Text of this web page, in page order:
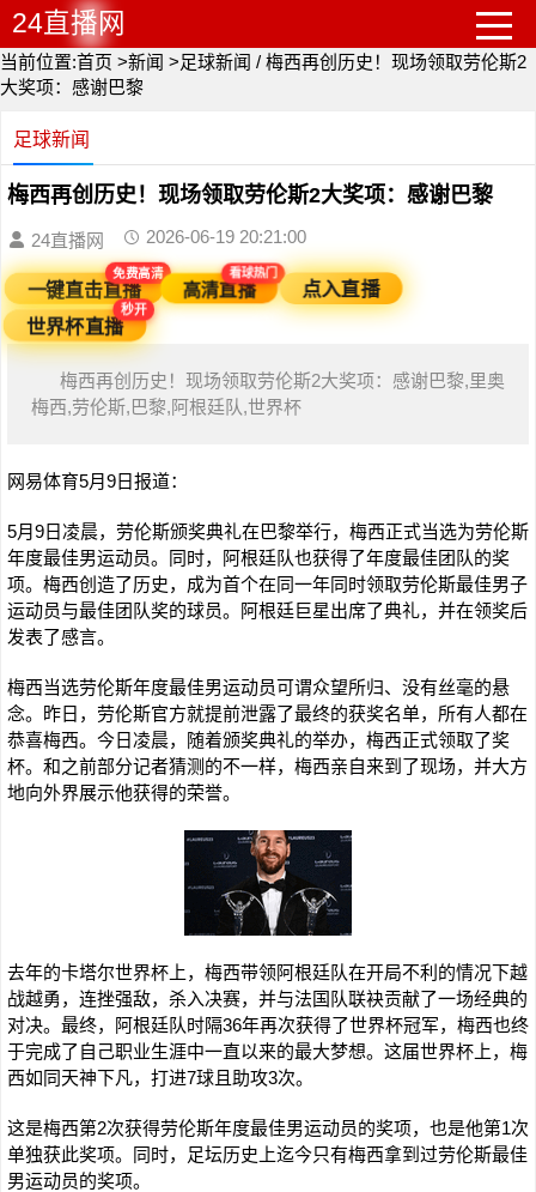
24直播网
当前位置:首页 >新闻 >足球新闻 / 梅西再创历史！现场领取劳伦斯2
大奖项：感谢巴黎
足球新闻
梅西再创历史！现场领取劳伦斯2大奖项：感谢巴黎
24直播网 2026-06-19 20:21:00
一键直击直播
免费高清
高清直播
看球热门
点入直播
世界杯直播
秒开
梅西再创历史！现场领取劳伦斯2大奖项：感谢巴黎,里奥
梅西,劳伦斯,巴黎,阿根廷队,世界杯
网易体育5月9日报道：
5月9日凌晨，劳伦斯颁奖典礼在巴黎举行，梅西正式当选为劳伦斯
年度最佳男运动员。同时，阿根廷队也获得了年度最佳团队的奖
项。梅西创造了历史，成为首个在同一年同时领取劳伦斯最佳男子
运动员与最佳团队奖的球员。阿根廷巨星出席了典礼，并在领奖后
发表了感言。
梅西当选劳伦斯年度最佳男运动员可谓众望所归、没有丝毫的悬
念。昨日，劳伦斯官方就提前泄露了最终的获奖名单，所有人都在
恭喜梅西。今日凌晨，随着颁奖典礼的举办，梅西正式领取了奖
杯。和之前部分记者猜测的不一样，梅西亲自来到了现场，并大方
地向外界展示他获得的荣誉。
去年的卡塔尔世界杯上，梅西带领阿根廷队在开局不利的情况下越
战越勇，连挫强敌，杀入决赛，并与法国队联袂贡献了一场经典的
对决。最终，阿根廷队时隔36年再次获得了世界杯冠军，梅西也终
于完成了自己职业生涯中一直以来的最大梦想。这届世界杯上，梅
西如同天神下凡，打进7球且助攻3次。
这是梅西第2次获得劳伦斯年度最佳男运动员的奖项，也是他第1次
单独获此奖项。同时，足坛历史上迄今只有梅西拿到过劳伦斯最佳
男运动员的奖项。